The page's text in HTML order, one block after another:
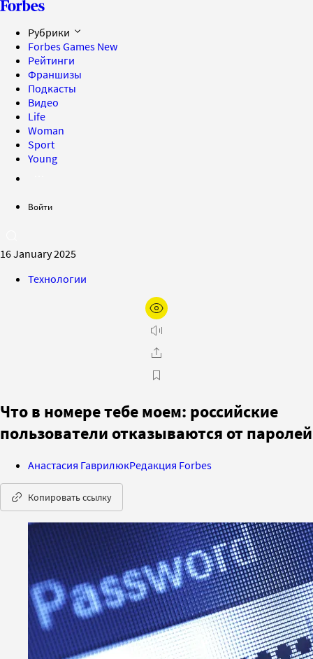
Рубрики
Forbes Games New
Рейтинги
Франшизы
Подкасты
Видео
Life
Woman
Sport
Young
Войти
16 January 2025
Технологии
Что в номере тебе моем: российские
пользователи отказываются от паролей
Анастасия ГаврилюкРедакция Forbes
Копировать ссылку